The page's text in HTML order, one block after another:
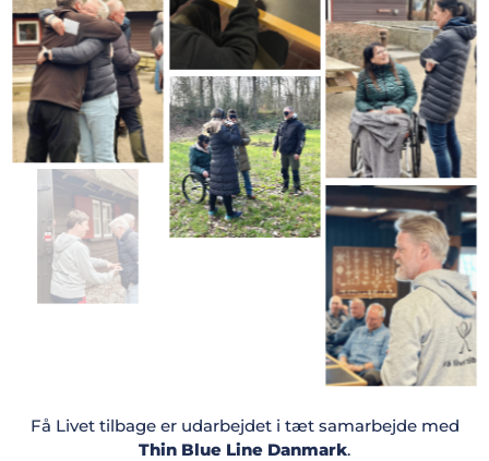
Få Livet tilbage er udarbejdet i tæt samarbejde med
Thin Blue Line Danmark.